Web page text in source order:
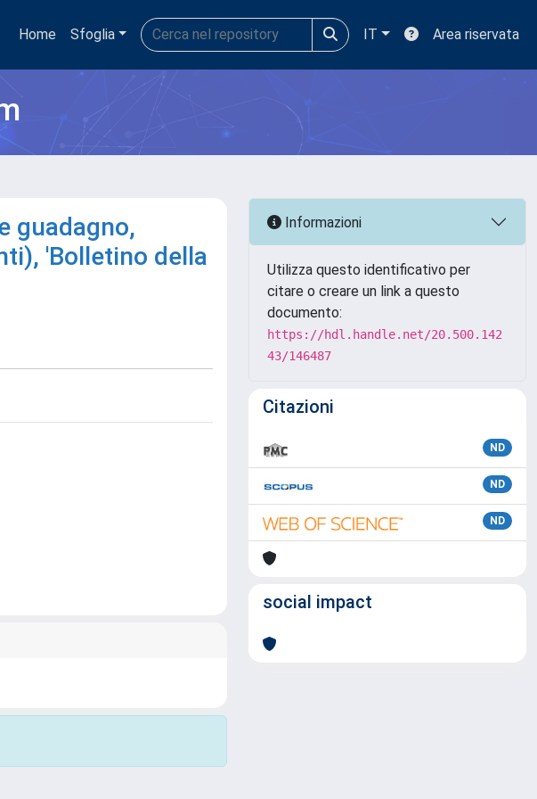
Home Sfoglia IT Area riservata
guadagno,
'Bolletino della
Informazioni
Utilizza questo identificativo per
citare o creare un link a questo
documento:
https://hdl.handle.net/20.500.142
43/146487
Citazioni
ND
ND
ND
social impact